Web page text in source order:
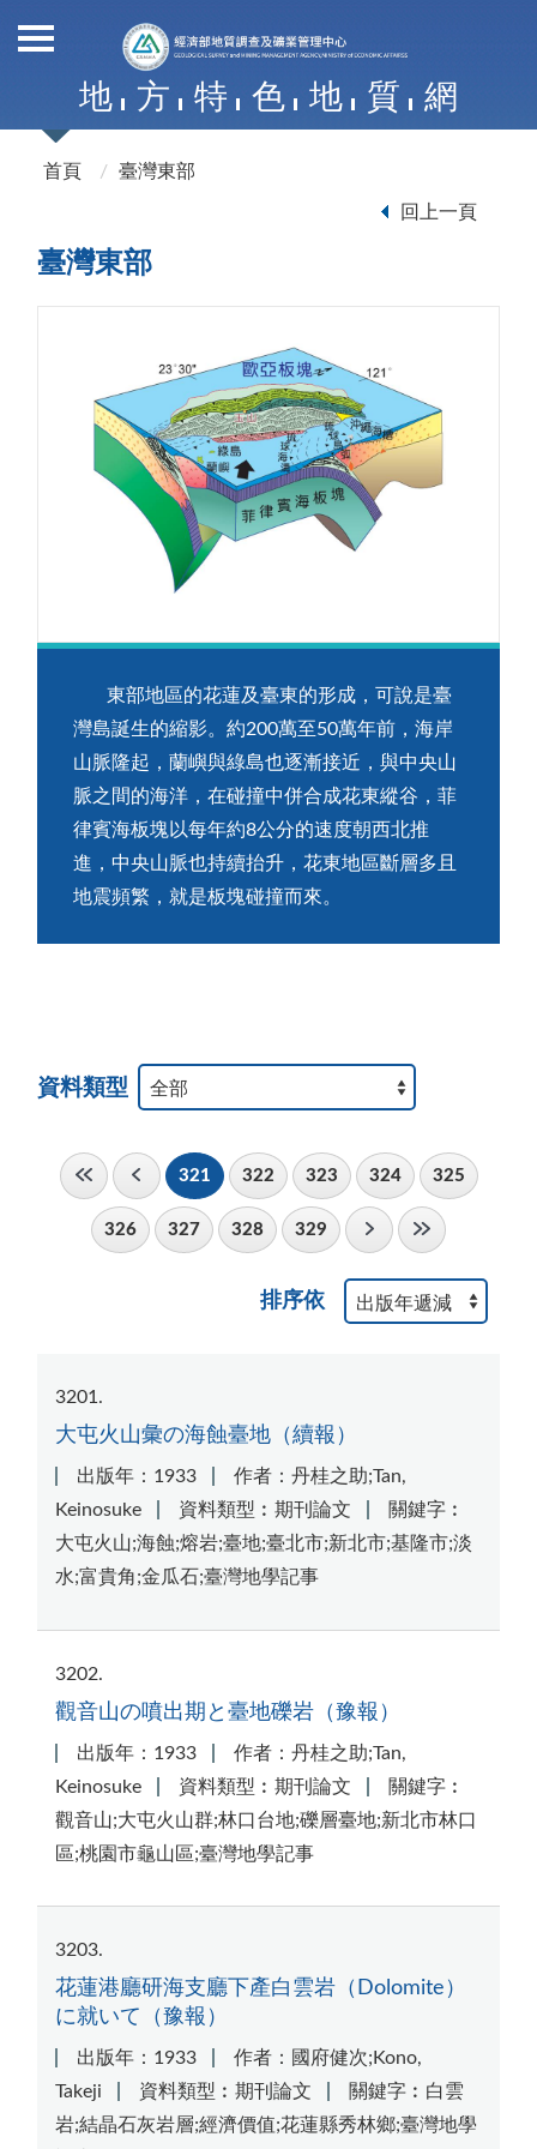
地 方 特 色 地 質 網
首頁 臺灣東部
回上一頁
臺灣東部
東部地區的花蓮及臺東的形成，可說是臺
灣島誕生的縮影。約200萬至50萬年前，海岸
山脈隆起，蘭嶼與綠島也逐漸接近，與中央山
脈之間的海洋，在碰撞中併合成花東縱谷，菲
律賓海板塊以每年約8公分的速度朝西北推
進，中央山脈也持續抬升，花東地區斷層多且
地震頻繁，就是板塊碰撞而來。
資料類型
321 322 323 324 325
326 327 328 329
排序依
3201
大屯火山彙の海蝕臺地（續報）
出版年：1933
作者：丹桂之助;Tan,
Keinosuke
資料類型︰期刊論文
關鍵字︰
大屯火山;海蝕;熔岩;臺地;臺北市;新北市;基隆市;淡
水;富貴角;金瓜石;臺灣地學記事
3202
觀音山の噴出期と臺地礫岩（豫報）
出版年：1933
作者：丹桂之助;Tan,
Keinosuke
資料類型︰期刊論文
關鍵字︰
觀音山;大屯火山群;林口台地;礫層臺地;新北市林口
區;桃園市龜山區;臺灣地學記事
3203
花蓮港廳研海支廳下產白雲岩（Dolomite）
に就いて（豫報）
出版年：1933
作者：國府健次;Kono,
Takeji
資料類型︰期刊論文
關鍵字︰白雲
岩;結晶石灰岩層;經濟價值;花蓮縣秀林鄉;臺灣地學